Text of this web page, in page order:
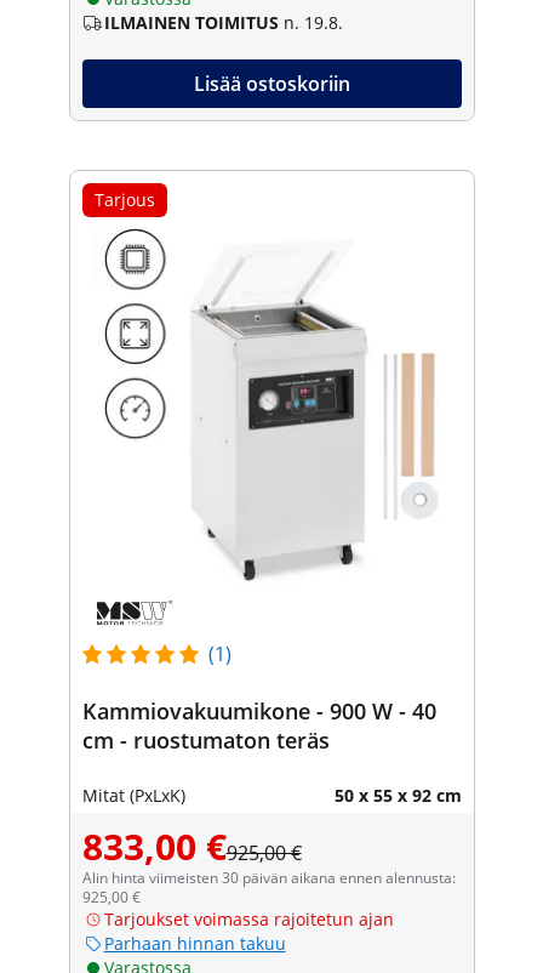
ILMAINEN TOIMITUS n. 19.8.
Lisää ostoskoriin
Tarjous
(1)
Kammiovakuumikone - 900 W - 40
cm - ruostumaton teräs
Mitat (PxLxK) 50 x 55 x 92 cm
833,00 €925,00 €
Alin hinta viimeisten 30 päivän aikana ennen alennusta:
925,00 €
Tarjoukset voimassa rajoitetun ajan
Parhaan hinnan takuu
Varastossa